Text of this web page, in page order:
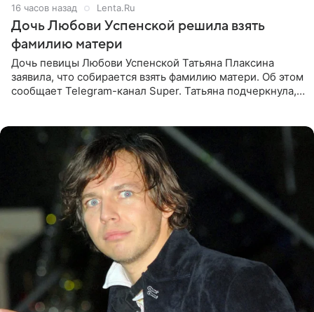
16 часов назад Lenta.Ru
Дочь Любови Успенской решила взять
фамилию матери
Дочь певицы Любови Успенской Татьяна Плаксина
заявила, что собирается взять фамилию матери. Об этом
сообщает Telegram-канал Super. Татьяна подчеркнула,